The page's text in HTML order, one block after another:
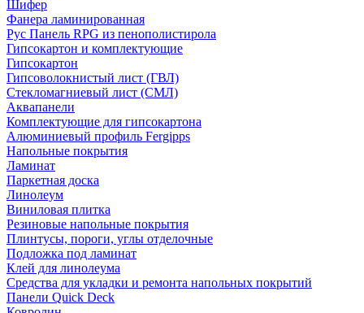
Шифер
Фанера ламинированная
Рус Панель RPG из пенополистирола
Гипсокартон и комплектующие
Гипсокартон
Гипсоволокнистый лист (ГВЛ)
Стекломагниевый лист (СМЛ)
Аквапанели
Комплектующие для гипсокартона
Алюминиевый профиль Fergipps
Напольные покрытия
Ламинат
Паркетная доска
Линолеум
Виниловая плитка
Резиновые напольные покрытия
Плинтусы, пороги, углы отделочные
Подложка под ламинат
Клей для линолеума
Средства для укладки и ремонта напольных покрытий
Панели Quick Deck